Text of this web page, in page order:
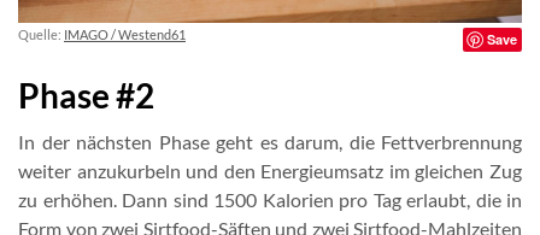
Quelle: IMAGO / Westend61 Save
Phase #2
In der nächsten Phase geht es darum, die Fettverbrennung
weiter anzukurbeln und den Energieumsatz im gleichen Zug
zu erhöhen. Dann sind 1500 Kalorien pro Tag erlaubt, die in
Form von zwei Sirtfood-Säften und zwei Sirtfood-Mahlzeiten